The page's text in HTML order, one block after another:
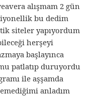
alışmam 2 gün
bu dedim
siteler yapıyordum
herşeyi
başlayınca
patlatıp duruyordu
ile aşşamda
anladım